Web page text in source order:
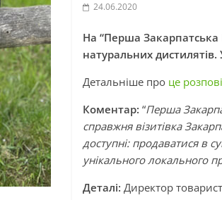
24.06.2020
На “Перша Закарпатська
натуральних
Детальніше про це
Коментар: “Перша
справжня візитівка
доступні: продаватися в
унікального локального
Деталі: Директор